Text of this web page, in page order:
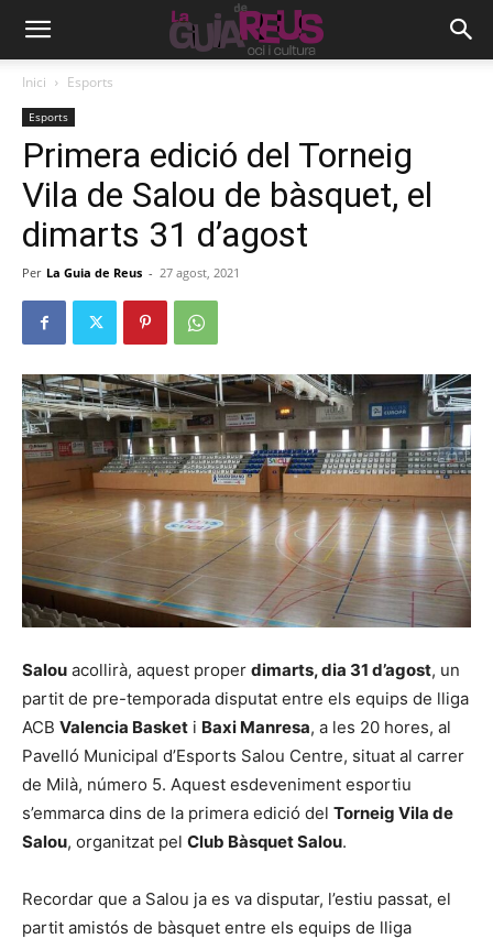
Inici Esports
Esports
Primera edició del Torneig
Vila de Salou de bàsquet, el
dimarts 31 d’agost
Per La Guia de Reus - 27 agost, 2021
Salou acollirà, aquest proper dimarts, dia 31 d’agost, un
partit de pre-temporada disputat entre els equips de lliga
ACB Valencia Basket i Baxi Manresa, a les 20 hores, al
Pavelló Municipal d’Esports Salou Centre, situat al carrer
de Milà, número 5. Aquest esdeveniment esportiu
s’emmarca dins de la primera edició del Torneig Vila de
Salou, organitzat pel Club Bàsquet Salou.
Recordar que a Salou ja es va disputar, l’estiu passat, el
partit amistós de bàsquet entre els equips de lliga